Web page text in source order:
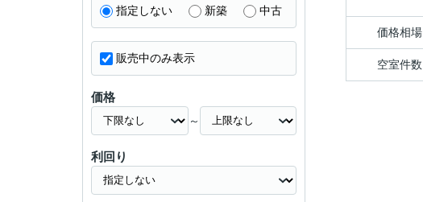
価格相場
空室件数
指定しない 新築 中古
販売中のみ表示
価格
～
利回り